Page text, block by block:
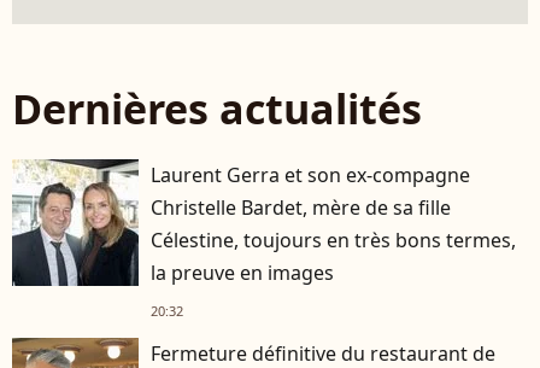
Dernières actualités
Laurent Gerra et son ex-compagne
Christelle Bardet, mère de sa fille
Célestine, toujours en très bons termes,
la preuve en images
20:32
Fermeture définitive du restaurant de